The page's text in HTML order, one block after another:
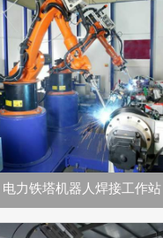
电力铁塔机器人焊接工作站